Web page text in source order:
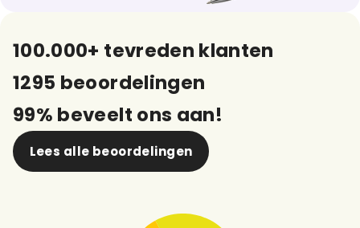
100.000+ tevreden klanten
1295 beoordelingen
99% beveelt ons aan!
Lees alle beoordelingen